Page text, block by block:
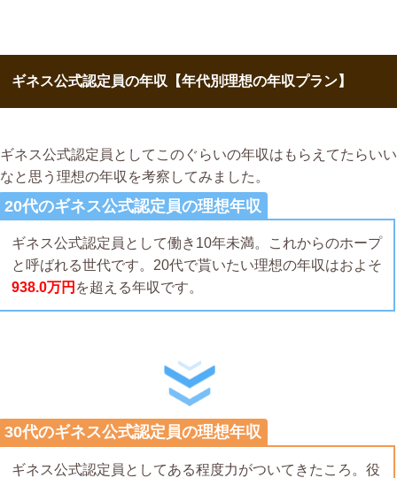
ギネス公式認定員の年収【年代別理想の年収プラン】
ギネス公式認定員としてこのぐらいの年収はもらえてたらいい
なと思う理想の年収を考察してみました。
20代のギネス公式認定員の理想年収
ギネス公式認定員として働き10年未満。これからのホープ
と呼ばれる世代です。20代で貰いたい理想の年収はおよそ
938.0万円 を超える年収です。
30代のギネス公式認定員の理想年収
ギネス公式認定員としてある程度力がついてきたころ。役